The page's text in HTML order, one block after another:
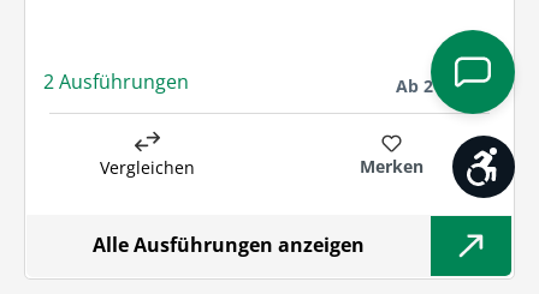
2 Ausführungen Regulärer Preis:
Ab 21,91 € *
Vergleichen Merken
Alle Ausführungen anzeigen